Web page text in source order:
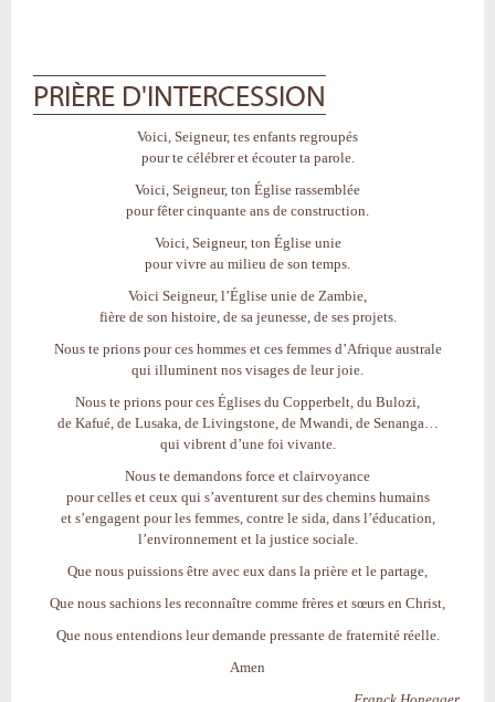
PRIÈRE D'INTERCESSION
Voici, Seigneur, tes enfants regroupés
pour te célébrer et écouter ta parole.
Voici, Seigneur, ton Église rassemblée
pour fêter cinquante ans de construction.
Voici, Seigneur, ton Église unie
pour vivre au milieu de son temps.
Voici Seigneur, l’Église unie de Zambie,
fière de son histoire, de sa jeunesse, de ses projets.
Nous te prions pour ces hommes et ces femmes d’Afrique australe
qui illuminent nos visages de leur joie.
Nous te prions pour ces Églises du Copperbelt, du Bulozi,
de Kafué, de Lusaka, de Livingstone, de Mwandi, de Senanga…
qui vibrent d’une foi vivante.
Nous te demandons force et clairvoyance
pour celles et ceux qui s’aventurent sur des chemins humains
et s’engagent pour les femmes, contre le sida, dans l’éducation,
l’environnement et la justice sociale.
Que nous puissions être avec eux dans la prière et le partage,
Que nous sachions les reconnaître comme frères et sœurs en Christ,
Que nous entendions leur demande pressante de fraternité réelle.
Amen